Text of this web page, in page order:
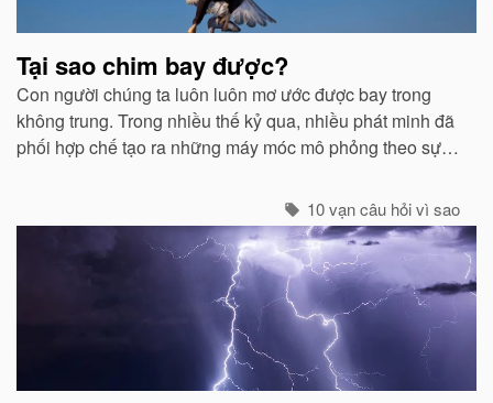
Tại sao chim bay được?
Con người chúng ta luôn luôn mơ ước được bay trong
không trung. Trong nhiều thế kỷ qua, nhiều phát minh đã
phối hợp chế tạo ra những máy móc mô phỏng theo sự
10 vạn câu hỏi vì sao